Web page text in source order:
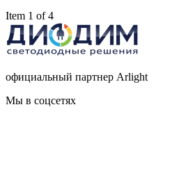
Item 1 of 4
официальный партнер Arlight
Мы в соцсетях